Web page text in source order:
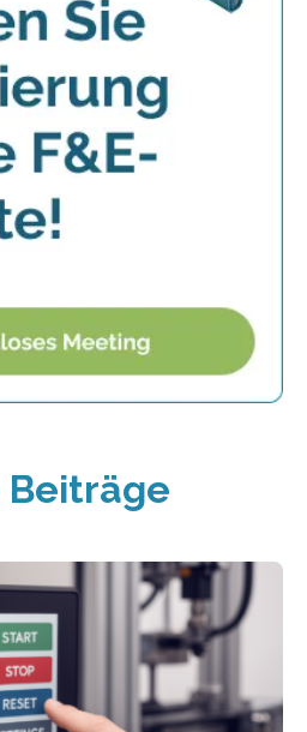
Beiträge